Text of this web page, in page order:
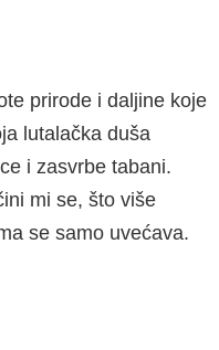
prirode i daljine koje
lutalačka duša
i zasvrbe tabani.
mi se, što više
se samo uvećava.